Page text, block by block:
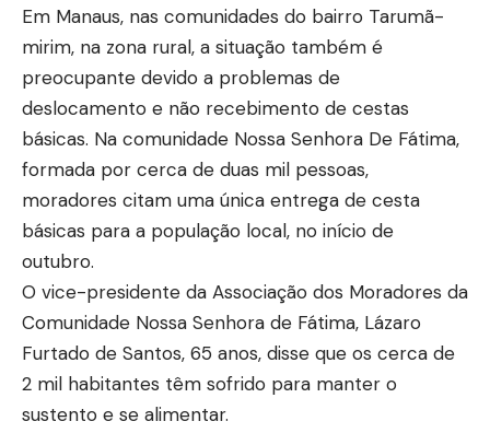
Em Manaus, nas comunidades do bairro Tarumã-
mirim, na zona rural, a situação também é
preocupante devido a problemas de
deslocamento e não recebimento de cestas
básicas. Na comunidade Nossa Senhora De Fátima,
formada por cerca de duas mil pessoas,
moradores citam uma única entrega de cesta
básicas para a população local, no início de
outubro.
O vice-presidente da Associação dos Moradores da
Comunidade Nossa Senhora de Fátima, Lázaro
Furtado de Santos, 65 anos, disse que os cerca de
2 mil habitantes têm sofrido para manter o
sustento e se alimentar.